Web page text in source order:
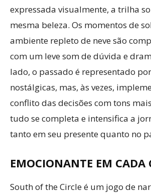
expressada visualmente, a trilha
mesma beleza. Os momentos de
ambiente repleto de neve são
com um leve som de dúvida e
lado, o passado é representado
nostálgicas, mas, às vezes,
conflito das decisões com tons
tudo se completa e intensifica a
tanto em seu presente quanto no
EMOCIONANTE EM CADA
South of the Circle é um jogo de